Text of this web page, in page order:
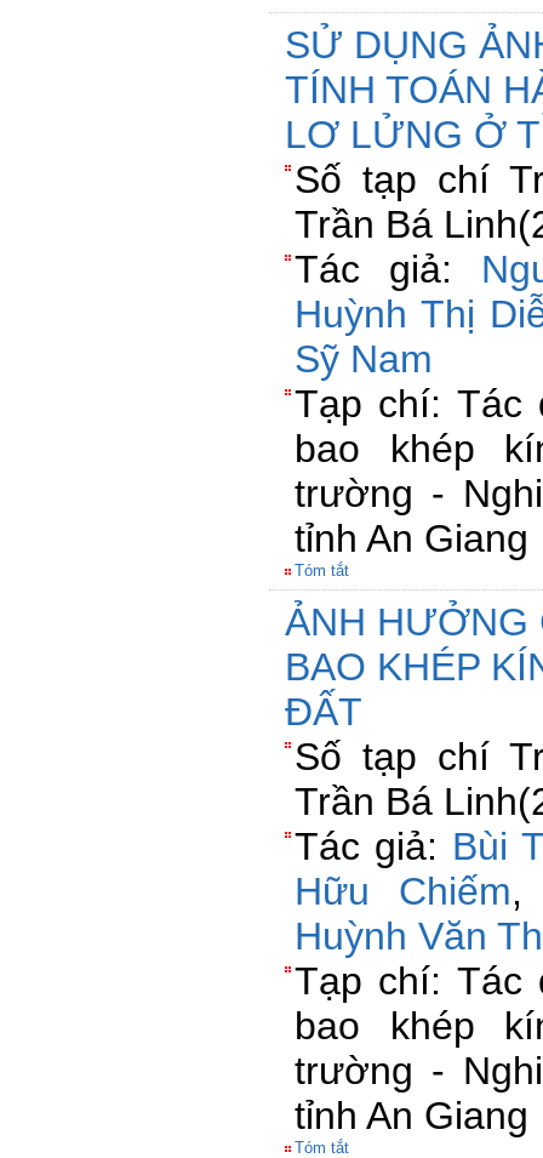
SỬ DỤNG
TÍNH TOÁN
LƠ LỬNG Ở
Số tạp chí
Trần Bá
Tác giả:
Huỳnh Thị
Sỹ Nam
Tạp chí: Tác
bao khép
trường -
tỉnh An Giang
Tóm tắt
ẢNH HƯỞNG
BAO KHÉP
ĐẤT
Số tạp chí
Trần Bá
Tác giả: Bùi
Hữu Chiếm
Huỳnh Văn
Tạp chí: Tác
bao khép
trường -
tỉnh An Giang
Tóm tắt